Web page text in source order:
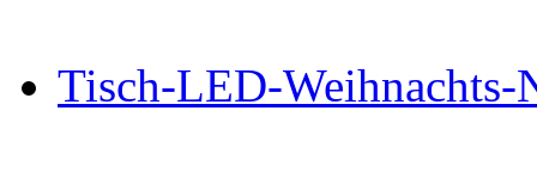
Tisch-LED-Weihnachts-